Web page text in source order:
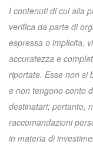
I contenuti di cui alla
verifica da parte di
espressa o implicita,
accuratezza e
riportate. Esse non si
e non tengono conto
destinatari; pertanto,
raccomandazioni
in materia di